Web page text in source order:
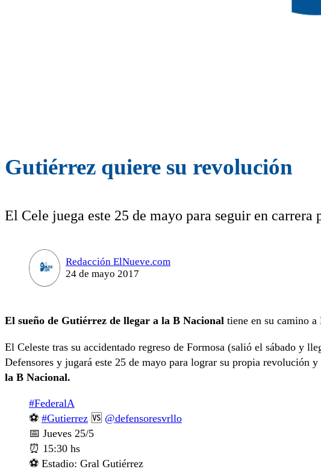
Gutiérrez quiere su revolución
El Cele juega este 25 de mayo para seguir en carrera
Redacción ElNueve.com
24 de mayo 2017
El sueño de Gutiérrez de llegar a la B Nacional tiene en su camino
El Celeste tras su accidentado regreso de Formosa (salió el sábado y
Defensores y jugará este 25 de mayo para lograr su propia revolución y
la B Nacional.
#FederalA
⚽ #Gutierrez 🆚 @defensoresvrllo
📅 Jueves 25/5
⏰ 15:30 hs
⚽ Estadio: Gral Gutiérrez